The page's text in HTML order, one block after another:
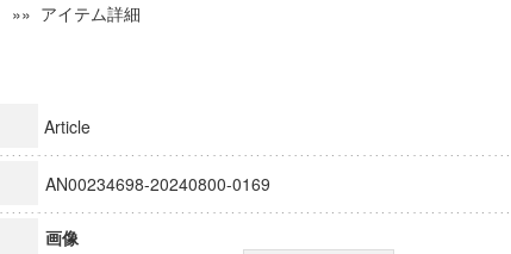
»» アイテム詳細
Article
AN00234698-20240800-0169
画像